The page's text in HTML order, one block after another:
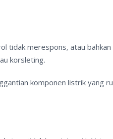
tidak merespons, atau
korsleting.
komponen listrik yang